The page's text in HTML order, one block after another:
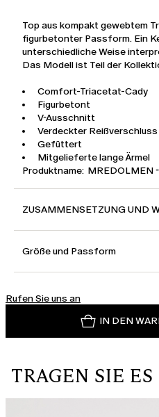
Top aus kompakt gewebtem
figurbetonter Passform. Ein
unterschiedliche Weise
Das Modell ist Teil der
Comfort-Triacetat-Cady
Figurbetont
V-Ausschnitt
Verdeckter
Gefüttert
Mitgelieferte lange Ärmel
Produktname: MREDOLMEN
ZUSAMMENSETZUNG UND
Größe und Passform
Rufen Sie uns an
IN DEN
TRAGEN SIE